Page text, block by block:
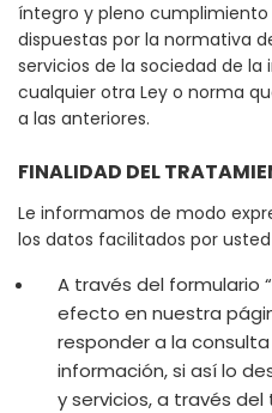
íntegro y pleno cumplimiento
dispuestas por la normativa
servicios de la sociedad de
cualquier otra Ley o norma
a las anteriores.
FINALIDAD DEL
Le informamos de modo
los datos facilitados por
A través del formulario
efecto en nuestra
responder a la
información, si así lo
y servicios, a través